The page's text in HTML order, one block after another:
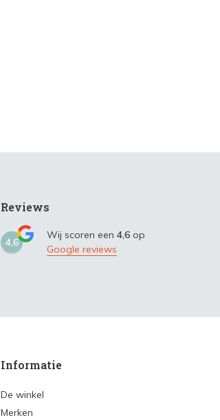
Reviews
4,6
Wij scoren een 4,6 op
Google reviews
Informatie
De winkel
Merken